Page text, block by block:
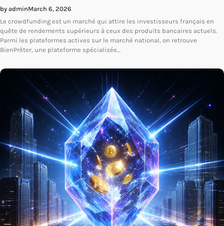
by adminMarch 6, 2026
Le crowdfunding est un marché qui attire les investisseurs français en
quête de rendements supérieurs à ceux des produits bancaires actuels.
Parmi les plateformes actives sur le marché national, on retrouve
BienPrêter, une plateforme spécialisée…